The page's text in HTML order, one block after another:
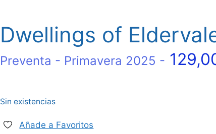
Dwellings of
Preventa - Primavera 2025 -
Sin existencias
Añade a Favoritos